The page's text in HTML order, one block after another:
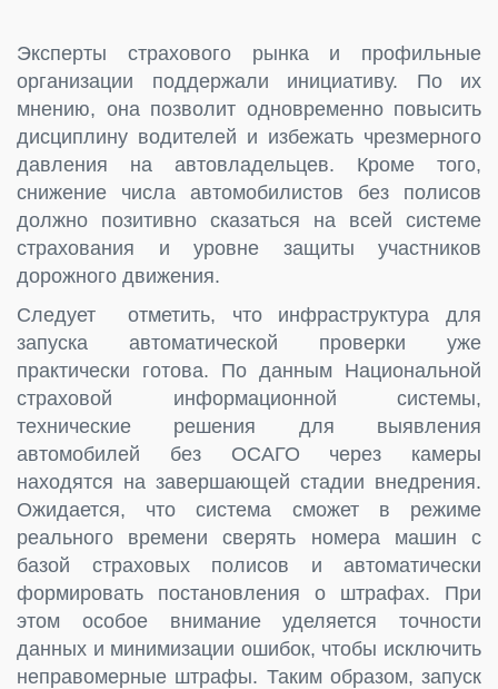
Эксперты страхового рынка и профильные
организации поддержали инициативу. По их
мнению, она позволит одновременно повысить
дисциплину водителей и избежать чрезмерного
давления на автовладельцев. Кроме того,
снижение числа автомобилистов без полисов
должно позитивно сказаться на всей системе
страхования и уровне защиты участников
дорожного движения.
Следует отметить, что инфраструктура для
запуска автоматической проверки уже
практически готова. По данным Национальной
страховой информационной системы,
технические решения для выявления
автомобилей без ОСАГО через камеры
находятся на завершающей стадии внедрения.
Ожидается, что система сможет в режиме
реального времени сверять номера машин с
базой страховых полисов и автоматически
формировать постановления о штрафах. При
этом особое внимание уделяется точности
данных и минимизации ошибок, чтобы исключить
неправомерные штрафы. Таким образом, запуск